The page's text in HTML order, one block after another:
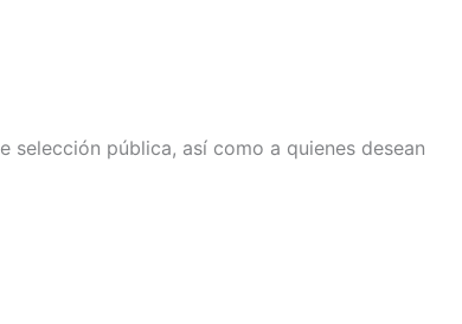
pública, así como a quienes desean